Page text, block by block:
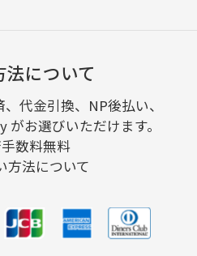
法について
代金引換、NP後払い、
がお選びいただけます。
数料無料
方法について